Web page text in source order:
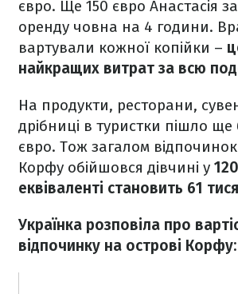
євро. Ще 150 євро Анастасія
оренду човна на 4 години.
вартували кожної копійки –
найкращих витрат за всю
На продукти, ресторани,
дрібниці в туристки пішло ще
євро. Тож загалом відпочинок
Корфу обійшовся дівчині у
еквіваленті становить 61
Українка розповіла про
відпочинку на острові Корфу: